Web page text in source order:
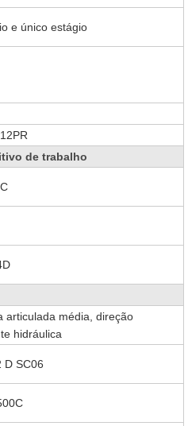
e único estágio
de trabalho
articulada média, direção
hidráulica
D SC06